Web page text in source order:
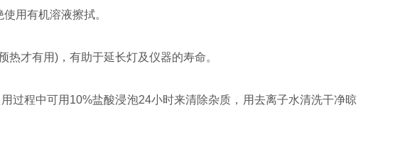
用有机溶液擦拭。
才有用)，有助于延长灯及仪器的寿命。
过程中可用10%盐酸浸泡24小时来清除杂质，用去离子水清洗干净晾